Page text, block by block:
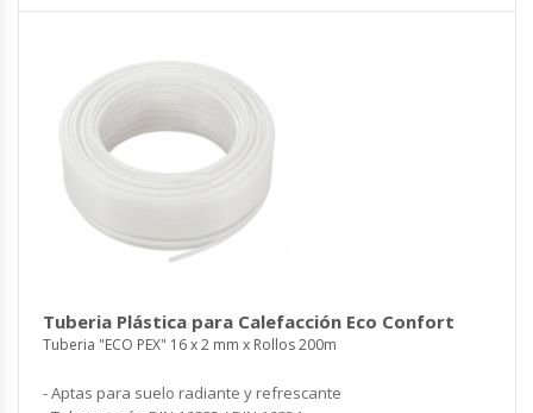
Tuberia Plástica para Calefacción Eco Confort
Tuberia "ECO PEX" 16 x 2 mm x Rollos 200m
- Aptas para suelo radiante y refrescante